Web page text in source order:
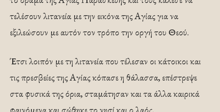
τελέσουν λιτανεία με την εικόνα της Αγίας για να
εξιλεώσουν με αυτόν τον τρόπο την οργή του Θεού.
Έτσι λοιπόν με τη λιτανεία που τέλεσαν οι κάτοικοι και
τις πρεσβείες της Αγίας κόπασε η θάλασσα, επέστρεψε
στα φυσικά της όρια, σταμάτησαν και τα άλλα καιρικά